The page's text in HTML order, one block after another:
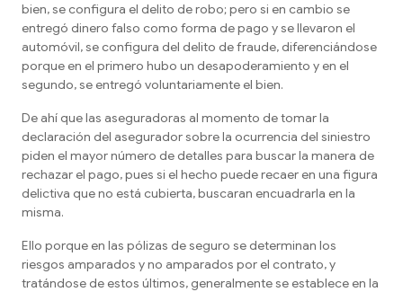
bien, se configura el delito de robo; pero si en cambio se
entregó dinero falso como forma de pago y se llevaron el
automóvil, se configura del delito de fraude, diferenciándose
porque en el primero hubo un desapoderamiento y en el
segundo, se entregó voluntariamente el bien.
De ahí que las aseguradoras al momento de tomar la
declaración del asegurador sobre la ocurrencia del siniestro
piden el mayor número de detalles para buscar la manera de
rechazar el pago, pues si el hecho puede recaer en una figura
delictiva que no está cubierta, buscaran encuadrarla en la
misma.
Ello porque en las pólizas de seguro se determinan los
riesgos amparados y no amparados por el contrato, y
tratándose de estos últimos, generalmente se establece en la